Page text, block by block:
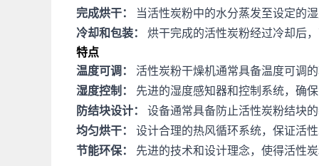
完成烘干：
当活性炭粉中的水分蒸发至设定的
冷却和包装：
烘干完成的活性炭粉经过冷却后
特点
温度可调：
活性炭粉干燥机通常具备温度可调
湿度控制：
先进的湿度感知器和控制系统，确
防结块设计：
设备通常具备防止活性炭粉结块
均匀烘干：
设计合理的热风循环系统，保证活
节能环保：
先进的技术和设计理念，使得活性